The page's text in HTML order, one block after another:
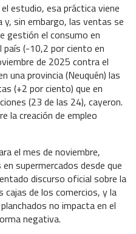
estudio, esa práctica viene
y, sin embargo, las ventas se
gestión el consumo en
(-10,2 por ciento en
de 2025 contra el
una provincia (Neuquén) las
(+2 por ciento) que en
(23 de las 24), cayeron.
la creación de empleo
el mes de noviembre,
supermercados desde que
discurso oficial sobre la
cajas de los comercios, y la
no impacta en el
negativa.